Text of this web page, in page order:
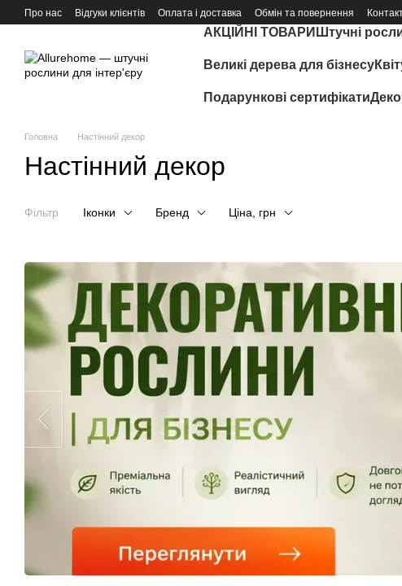
Перейти до основного контенту
Про нас Відгуки клієнтів Оплата і доставка Обмін та повернення
АКЦІЙНІ ТОВАРИ Штучні
Великі дерева для бізнесу
Подарункові сертифікати
Головна Настінний декор
Настінний декор
Фільтр Іконки Бренд Ціна, грн